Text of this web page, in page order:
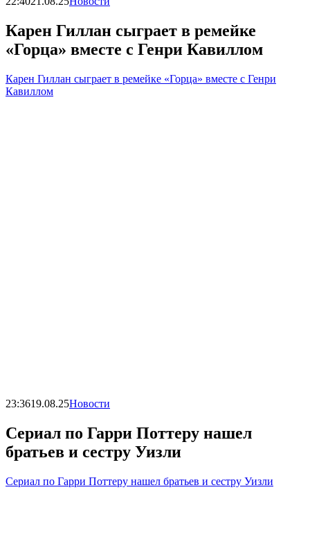
Карен Гиллан сыграет в ремейке
«Горца» вместе с Генри Кавиллом
Карен Гиллан сыграет в ремейке «Горца» вместе с Генри
Кавиллом
23:3619.08.25Новости
Сериал по Гарри Поттеру нашел
братьев и сестру Уизли
Сериал по Гарри Поттеру нашел братьев и сестру Уизли